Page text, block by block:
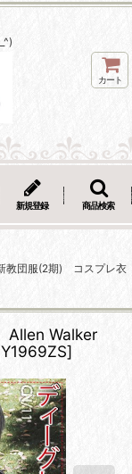
カート
新規登録 商品検索
団服(2期) コスプレ衣
Allen Walker
]